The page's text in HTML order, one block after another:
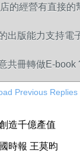
的經營有直接的
出版能力支持電
共冊轉做E-book
Previous Replies
造千億產值
時報 王莫昀